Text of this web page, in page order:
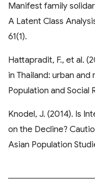
Manifest family
A Latent Class
61(1).
Hattapradit, F., et al.
in Thailand: urban
Population and Social
Knodel, J. (2014). Is
on the Decline?
Asian Population